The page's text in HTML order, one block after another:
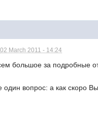
02 March 2011 - 14:24
большое за подробные
вопрос: а как скоро Вы